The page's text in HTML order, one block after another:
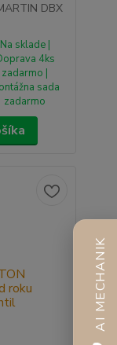
DBX
Na sklade |
4ks
zadarmo |
sada
zadarmo
AI MECHANIK